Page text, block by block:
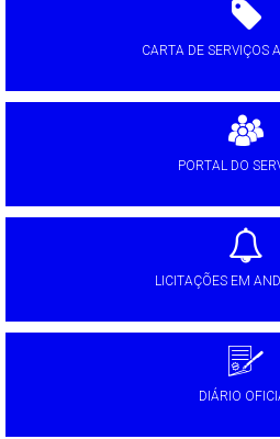
CARTA DE SERVIÇOS
PORTAL DO
LICITAÇÕES EM
DIÁRIO